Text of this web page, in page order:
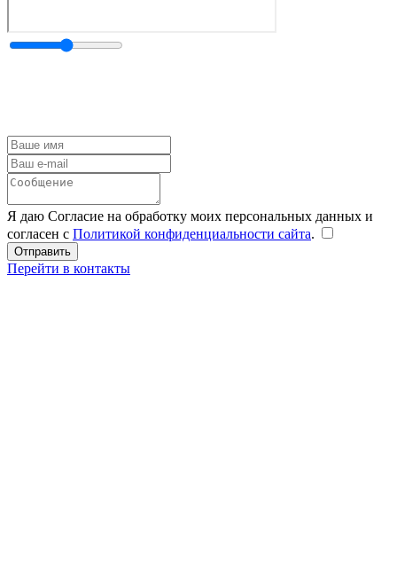
Я даю Согласие на обработку моих персональных данных и
согласен с Политикой конфиденциальности сайта.
Перейти в контакты